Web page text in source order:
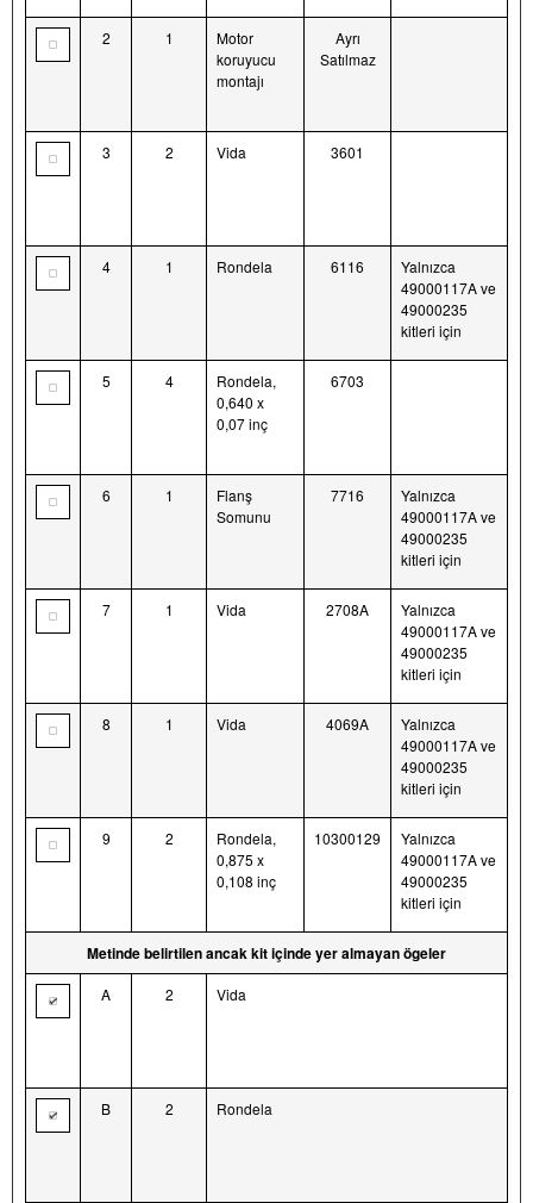
2 1
Motor
koruyucu
montajı
Ayrı
Satılmaz
3 2 Vida 3601
4 1 Rondela 6116
Yalnızca
49000117A ve
49000235
kitleri için
5 4
Rondela,
0,640 x
0,07 inç
6703
6 1
Flanş
Somunu
7716
Yalnızca
49000117A ve
49000235
kitleri için
7 1 Vida 2708A
Yalnızca
49000117A ve
49000235
kitleri için
8 1 Vida 4069A
Yalnızca
49000117A ve
49000235
kitleri için
9 2
Rondela,
0,875 x
0,108 inç
10300129
Yalnızca
49000117A ve
49000235
kitleri için
Metinde belirtilen ancak kit içinde yer almayan ögeler
A 2 Vida
B 2 Rondela